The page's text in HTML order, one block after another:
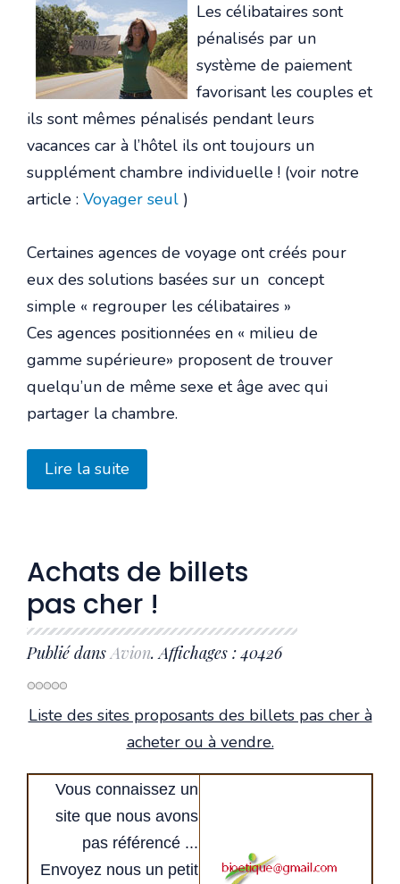
Les célibataires sont
pénalisés par un
système de paiement
favorisant les couples et
ils sont mêmes pénalisés pendant leurs
vacances car à l’hôtel ils ont toujours un
supplément chambre individuelle ! (voir notre
article : Voyager seul )
Certaines agences de voyage ont créés pour
eux des solutions basées sur un concept
simple « regrouper les célibataires »
Ces agences positionnées en « milieu de
gamme supérieure» proposent de trouver
quelqu’un de même sexe et âge avec qui
partager la chambre.
Lire la suite
Achats de billets
pas cher !
Publié dansAvion. Affichages : 40426
Liste des sites proposants des billets pas cher à
acheter ou à vendre.
Vous connaissez un
site que nous avons
pas référencé ...
Envoyez nous un petit